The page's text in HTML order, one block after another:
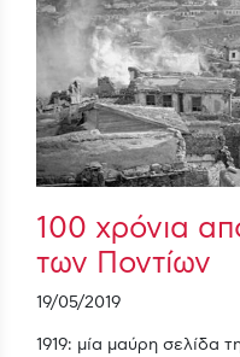
100 χρόνια
των Ποντίων
19/05/2019
1919: μία μαύρη σελίδα